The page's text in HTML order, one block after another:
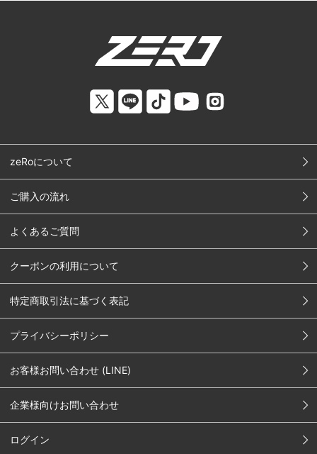
zeRoについて
ご購入の流れ
よくあるご質問
クーポンの利用について
特定商取引法に基づく表記
プライバシーポリシー
お客様お問い合わせ (LINE)
企業様向けお問い合わせ
ログイン